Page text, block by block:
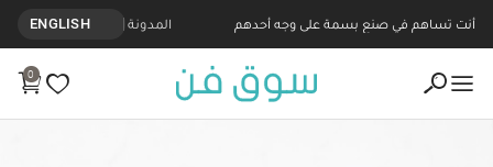
أنت تساهم في صنع بسمة على وجه أحدهم المدونة ENGLISH
0